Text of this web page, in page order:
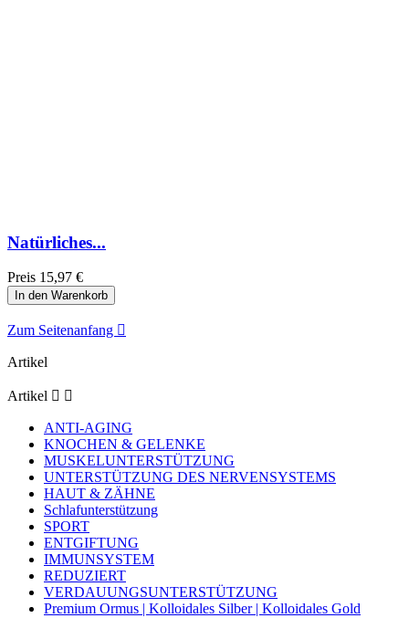
Natürliches...
Preis 15,97 €
In den Warenkorb
Zum Seitenanfang 
Artikel
Artikel  
ANTI-AGING
KNOCHEN & GELENKE
MUSKELUNTERSTÜTZUNG
UNTERSTÜTZUNG DES NERVENSYSTEMS
HAUT & ZÄHNE
Schlafunterstützung
SPORT
ENTGIFTUNG
IMMUNSYSTEM
REDUZIERT
VERDAUUNGSUNTERSTÜTZUNG
Premium Ormus | Kolloidales Silber | Kolloidales Gold